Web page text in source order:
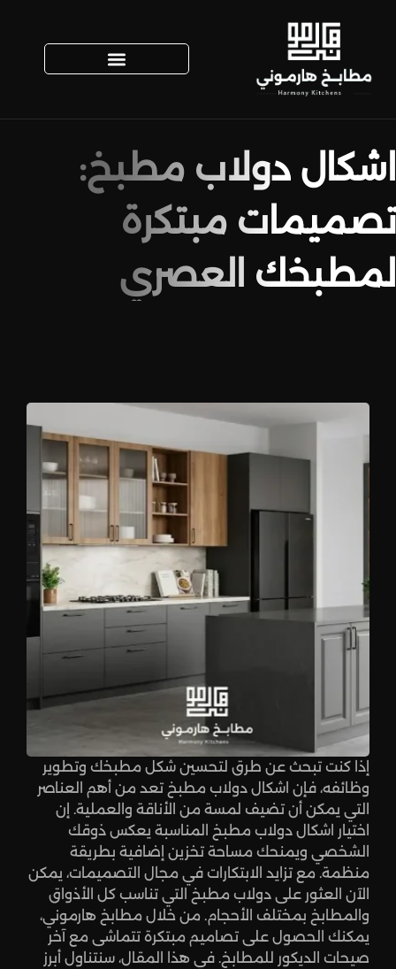
اشكال دولاب مطبخ:
تصميمات مبتكرة
لمطبخك العصري
إذا كنت تبحث عن طرق لتحسين شكل مطبخك وتطوير
وظائفه، فإن اشكال دولاب مطبخ تعد من أهم العناصر
التي يمكن أن تضيف لمسة من الأناقة والعملية. إن
اختيار اشكال دولاب مطبخ المناسبة يعكس ذوقك
الشخصي ويمنحك مساحة تخزين إضافية بطريقة
منظمة. مع تزايد الابتكارات في مجال التصميمات، يمكن
الآن العثور على دولاب مطبخ التي تناسب كل الأذواق
والمطابخ بمختلف الأحجام. من خلال مطابخ هارموني،
يمكنك الحصول على تصاميم مبتكرة تتماشى مع آخر
صيحات الديكور للمطابخ. في هذا المقال، سنتناول أبرز